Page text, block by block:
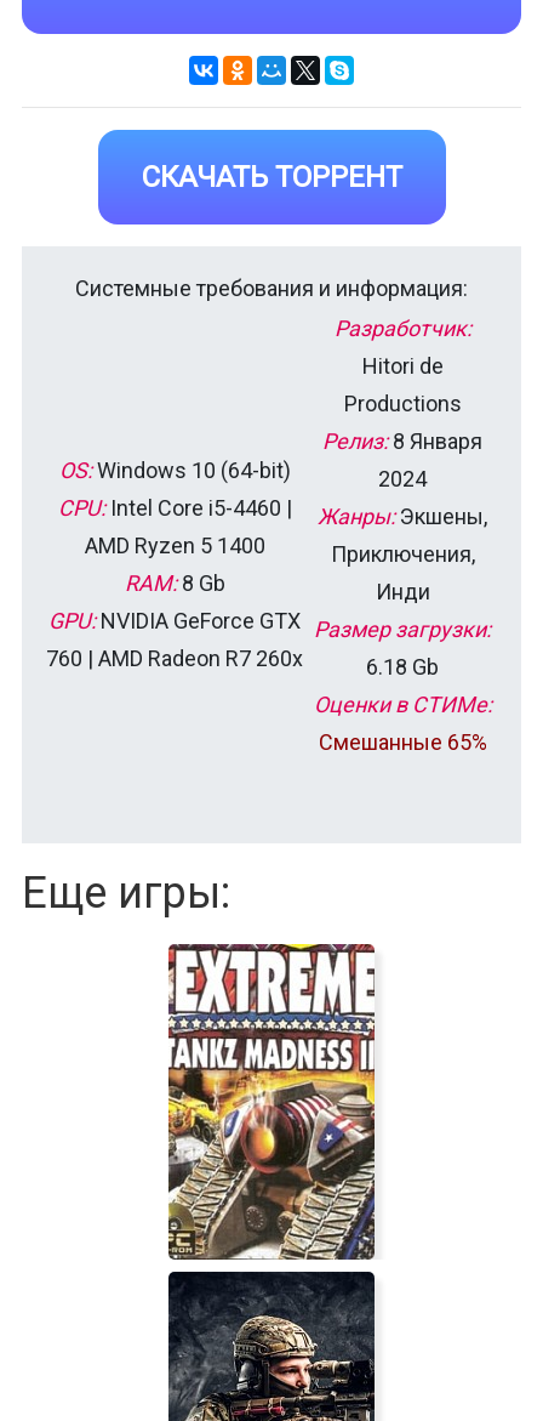
СКАЧАТЬ ТОРРЕНТ
Системные требования и информация:
OS:Windows 10 (64-bit)
CPU:Intel Core i5-4460 |
AMD Ryzen 5 1400
RAM:8 Gb
GPU:NVIDIA GeForce GTX
760 | AMD Radeon R7 260x
Разработчик:
Hitori de
Productions
Релиз:8 Января
2024
Жанры:Экшены,
Приключения,
Инди
Размер загрузки:
6.18 Gb
Оценки в СТИМе:
Смешанные 65%
Еще игры: